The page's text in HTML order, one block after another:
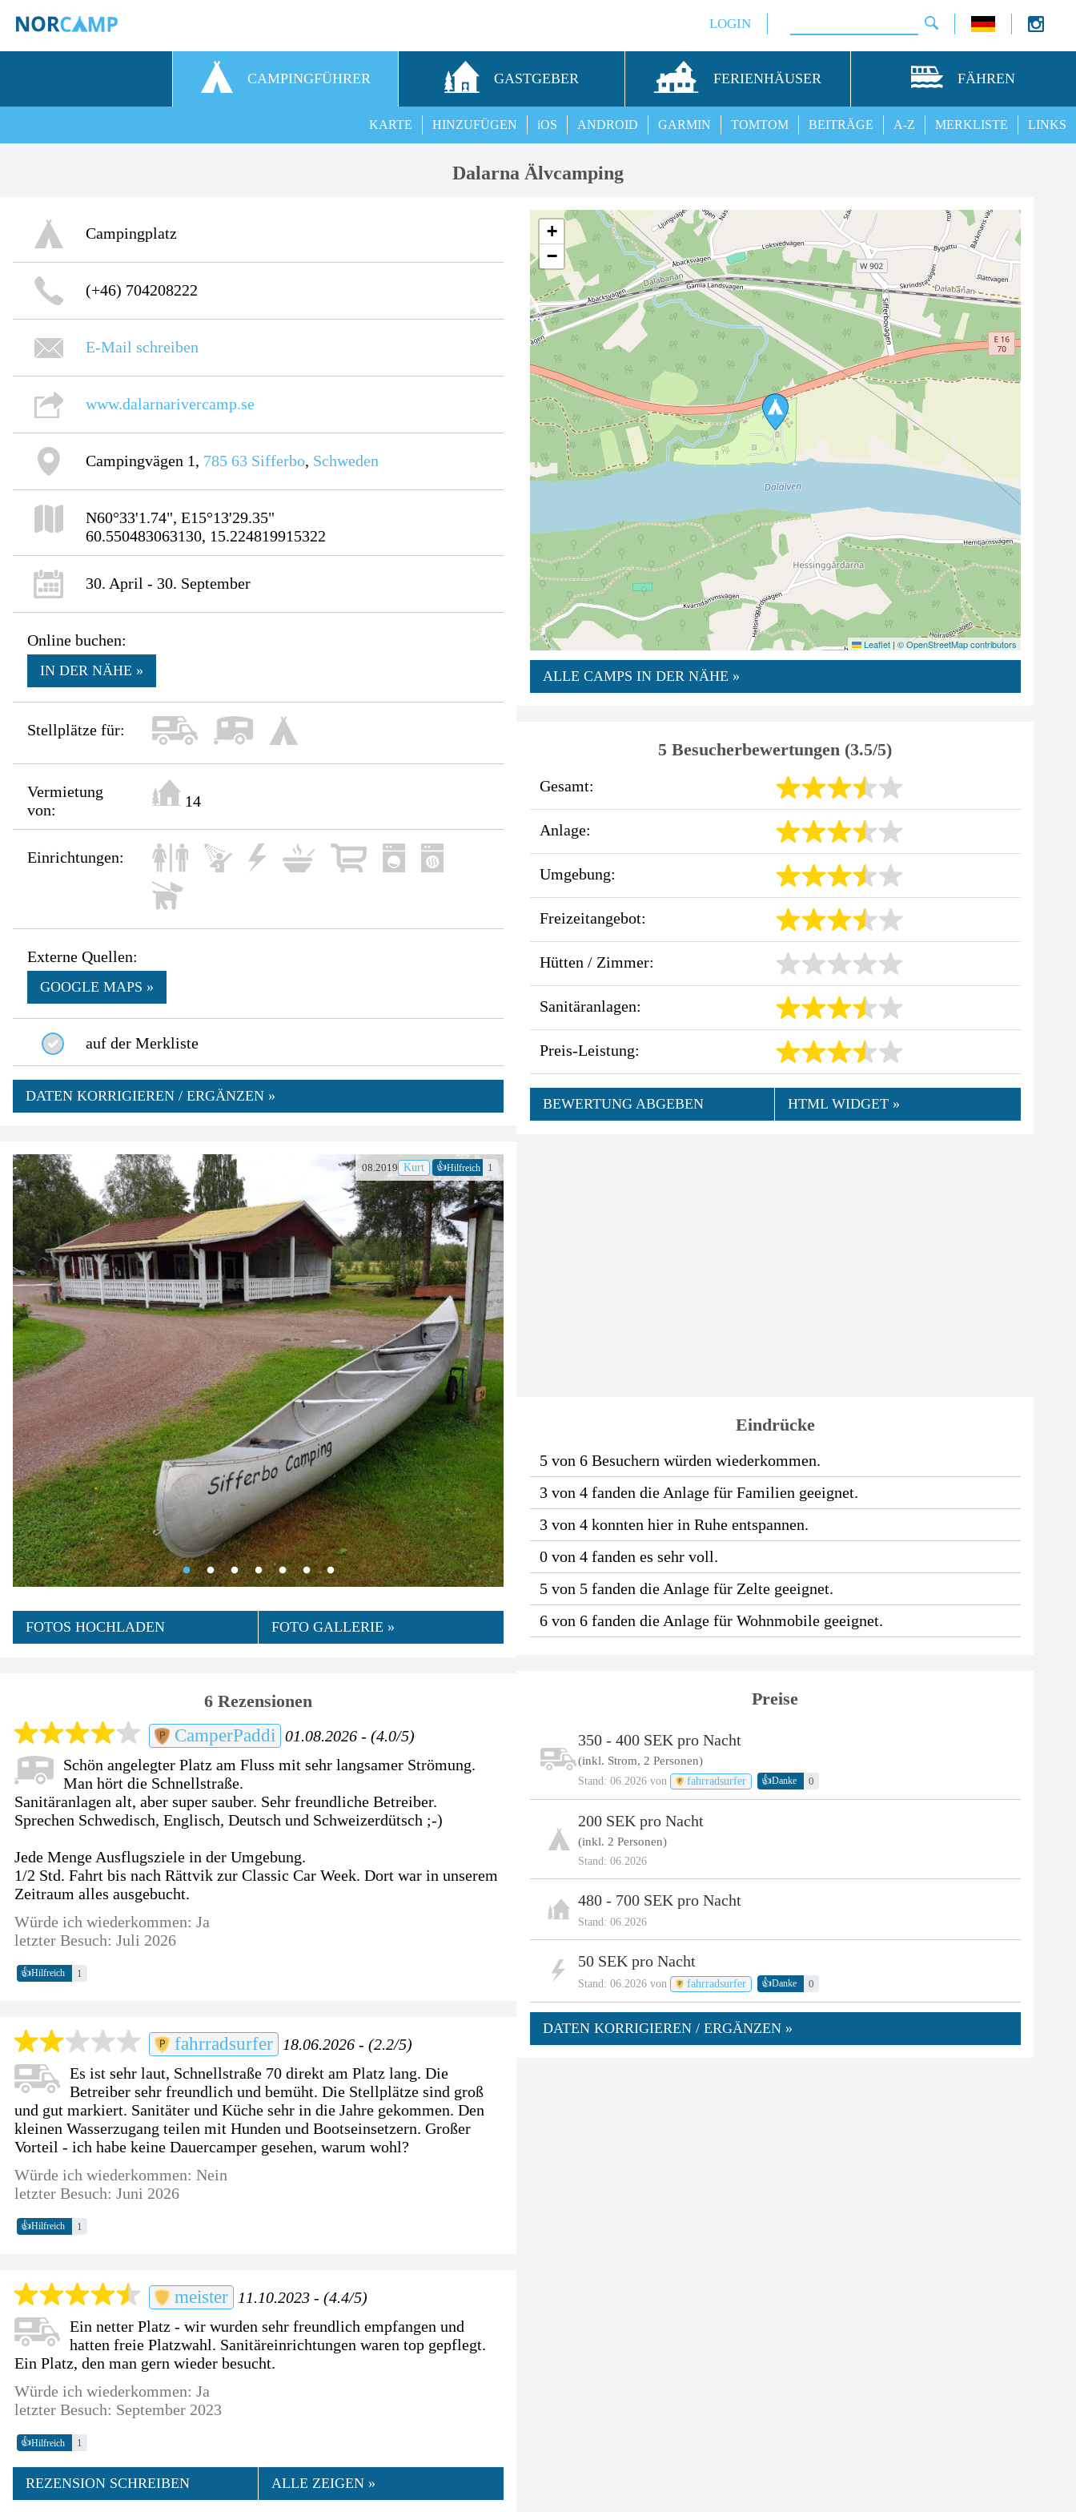
LOGIN
CAMPINGFÜHRER GASTGEBER FERIENHÄUSER FÄHREN
LINKS
MERKLISTE
A-Z
BEITRÄGE
TOMTOM
GARMIN
ANDROID
iOS
HINZUFÜGEN
KARTE
Dalarna Älvcamping
Campingplatz
(+46) 704208222
E-Mail schreiben
www.dalarnarivercamp.se
Campingvägen 1, 785 63 Sifferbo, Schweden
N60°33'1.74", E15°13'29.35"
60.550483063130, 15.224819915322
30. April - 30. September
Online buchen:
IN DER NÄHE »
Stellplätze für:
Vermietung
von:
14
Einrichtungen:
Externe Quellen:
GOOGLE MAPS »
auf der Merkliste
DATEN KORRIGIEREN / ERGÄNZEN »
08.2019 Kurt 👍Hilfreich 1
FOTOS HOCHLADEN FOTO GALLERIE »
6 Rezensionen
CamperPaddi 01.08.2026 - (4.0/5)
Schön angelegter Platz am Fluss mit sehr langsamer Strömung.
Man hört die Schnellstraße.
Sanitäranlagen alt, aber super sauber. Sehr freundliche Betreiber.
Sprechen Schwedisch, Englisch, Deutsch und Schweizerdütsch ;-)
Jede Menge Ausflugsziele in der Umgebung.
1/2 Std. Fahrt bis nach Rättvik zur Classic Car Week. Dort war in unserem
Zeitraum alles ausgebucht.
Würde ich wiederkommen: Ja
letzter Besuch: Juli 2026
👍Hilfreich 1
fahrradsurfer
18.06.2026 - (2.2/5)
Es ist sehr laut, Schnellstraße 70 direkt am Platz lang. Die
Betreiber sehr freundlich und bemüht. Die Stellplätze sind groß
und gut markiert. Sanitäter und Küche sehr in die Jahre gekommen. Den
kleinen Wasserzugang teilen mit Hunden und Bootseinsetzern. Großer
Vorteil - ich habe keine Dauercamper gesehen, warum wohl?
Würde ich wiederkommen: Nein
letzter Besuch: Juni 2026
👍Hilfreich 1
meister
11.10.2023 - (4.4/5)
Ein netter Platz - wir wurden sehr freundlich empfangen und
hatten freie Platzwahl. Sanitäreinrichtungen waren top gepflegt.
Ein Platz, den man gern wieder besucht.
Würde ich wiederkommen: Ja
letzter Besuch: September 2023
👍Hilfreich 1
REZENSION SCHREIBEN ALLE ZEIGEN »
+
−
Leaflet | © OpenStreetMap contributors
ALLE CAMPS IN DER NÄHE »
5 Besucherbewertungen (3.5/5)
Gesamt:
Anlage:
Umgebung:
Freizeitangebot:
Hütten / Zimmer:
Sanitäranlagen:
Preis-Leistung:
BEWERTUNG ABGEBEN HTML WIDGET »
Eindrücke
5 von 6 Besuchern würden wiederkommen.
3 von 4 fanden die Anlage für Familien geeignet.
3 von 4 konnten hier in Ruhe entspannen.
0 von 4 fanden es sehr voll.
5 von 5 fanden die Anlage für Zelte geeignet.
6 von 6 fanden die Anlage für Wohnmobile geeignet.
Preise
350 - 400 SEK pro Nacht
(inkl. Strom, 2 Personen)
Stand: 06.2026 von fahrradsurfer 👍Danke 0
200 SEK pro Nacht
(inkl. 2 Personen)
Stand: 06.2026
480 - 700 SEK pro Nacht
Stand: 06.2026
50 SEK pro Nacht
Stand: 06.2026 von fahrradsurfer 👍Danke 0
DATEN KORRIGIEREN / ERGÄNZEN »